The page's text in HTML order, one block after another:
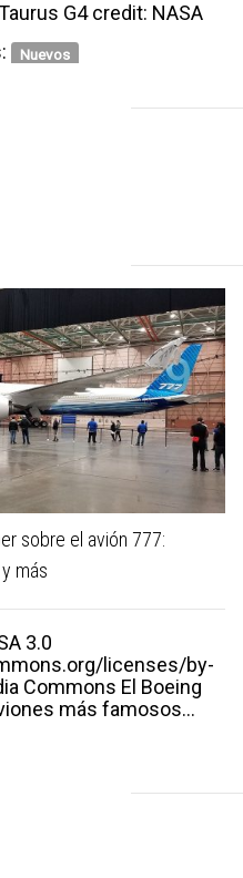
G4 credit: NASA
Nuevos
sobre el avión 777:
más
3.0
licenses/by-
Commons El Boeing
más famosos...